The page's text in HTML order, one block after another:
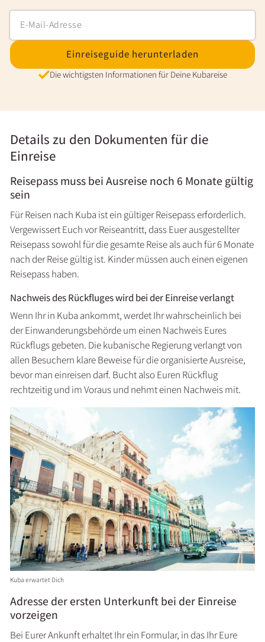
Einreiseguide herunterladen
Die wichtigsten Informationen für Deine Kubareise
Details zu den Dokumenten für die
Einreise
Reisepass muss bei Ausreise noch 6 Monate gültig
sein
Für Reisen nach Kuba ist ein gültiger Reisepass erforderlich.
Vergewissert Euch vor Reiseantritt, dass Euer ausgestellter
Reisepass sowohl für die gesamte Reise als auch für 6 Monate
nach der Reise gültig ist. Kinder müssen auch einen eigenen
Reisepass haben.
Nachweis des Rückfluges wird bei der Einreise verlangt
Wenn Ihr in Kuba ankommt, werdet Ihr wahrscheinlich bei
der Einwanderungsbehörde um einen Nachweis Eures
Rückflugs gebeten. Die kubanische Regierung verlangt von
allen Besuchern klare Beweise für die organisierte Ausreise,
bevor man einreisen darf. Bucht also Euren Rückflug
rechtzeitig und im Voraus und nehmt einen Nachweis mit.
Kuba erwartet Dich
Adresse der ersten Unterkunft bei der Einreise
vorzeigen
Bei Eurer Ankunft erhaltet Ihr ein Formular, in das Ihr Eure